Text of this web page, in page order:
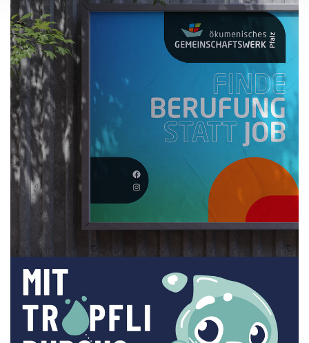
Mit COSMIC Horizon unterstützt ICLEI ein
wegweisendes Projekt für die grüne
Transformation Europas – wir durften das
visuelle Fundament dafür gestalten.
Mehr
Menschen gewinnen, die etwas bewegen.
Ökumenisches Gemeinschaftswerk
Authentische Kommunikation für starke